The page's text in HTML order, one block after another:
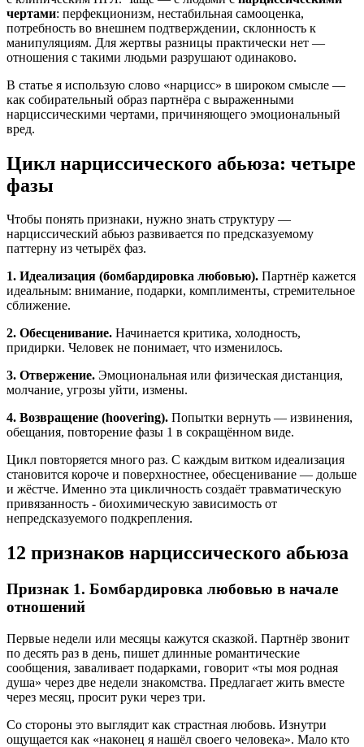
чертами: перфекционизм, нестабильная самооценка,
потребность во внешнем подтверждении, склонность к
манипуляциям. Для жертвы разницы практически нет —
отношения с такими людьми разрушают одинаково.
В статье я использую слово «нарцисс» в широком смысле —
как собирательный образ партнёра с выраженными
нарциссическими чертами, причиняющего эмоциональный
вред.
Цикл нарциссического абьюза: четыре
фазы
Чтобы понять признаки, нужно знать структуру —
нарциссический абьюз развивается по предсказуемому
паттерну из четырёх фаз.
1. Идеализация (бомбардировка любовью). Партнёр кажется
идеальным: внимание, подарки, комплименты, стремительное
сближение.
2. Обесценивание. Начинается критика, холодность,
придирки. Человек не понимает, что изменилось.
3. Отвержение. Эмоциональная или физическая дистанция,
молчание, угрозы уйти, измены.
4. Возвращение (hoovering). Попытки вернуть — извинения,
обещания, повторение фазы 1 в сокращённом виде.
Цикл повторяется много раз. С каждым витком идеализация
становится короче и поверхностнее, обесценивание — дольше
и жёстче. Именно эта цикличность создаёт травматическую
привязанность - биохимическую зависимость от
непредсказуемого подкрепления.
12 признаков нарциссического абьюза
Признак 1. Бомбардировка любовью в начале
отношений
Первые недели или месяцы кажутся сказкой. Партнёр звонит
по десять раз в день, пишет длинные романтические
сообщения, заваливает подарками, говорит «ты моя родная
душа» через две недели знакомства. Предлагает жить вместе
через месяц, просит руки через три.
Со стороны это выглядит как страстная любовь. Изнутри
ощущается как «наконец я нашёл своего человека». Мало кто